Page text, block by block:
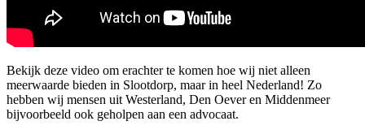
Bekijk deze video om erachter te komen hoe wij niet alleen
meerwaarde bieden in Slootdorp, maar in heel Nederland! Zo
hebben wij mensen uit Westerland, Den Oever en Middenmeer
bijvoorbeeld ook geholpen aan een advocaat.